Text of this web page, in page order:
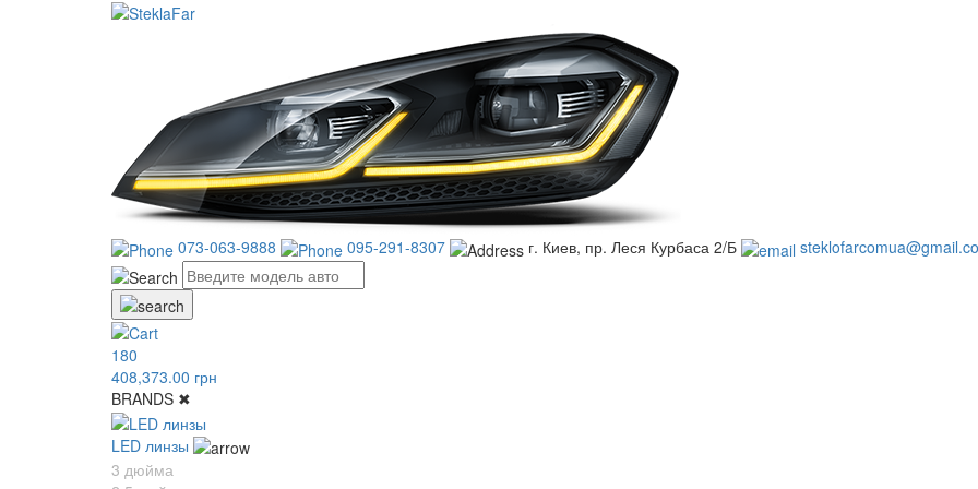
073-063-9888 095-291-8307 г. Киев, пр. Леся Курбаса 2/Б
180
408,373.00 грн
BRANDS ✖
LED линзы
3 дюйма